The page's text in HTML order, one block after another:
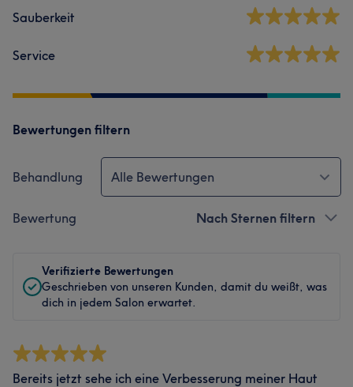
Sauberkeit
Service
Bewertungen filtern
Behandlung Alle Bewertungen
Bewertung Nach Sternen filtern
Verifizierte Bewertungen
Geschrieben von unseren Kunden, damit du weißt, was
dich in jedem Salon erwartet.
Bereits jetzt sehe ich eine Verbesserung meiner Haut